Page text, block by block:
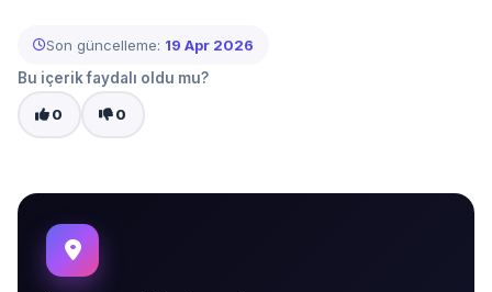
Son güncelleme: 19 Apr 2026
Bu içerik faydalı oldu mu?
0 0